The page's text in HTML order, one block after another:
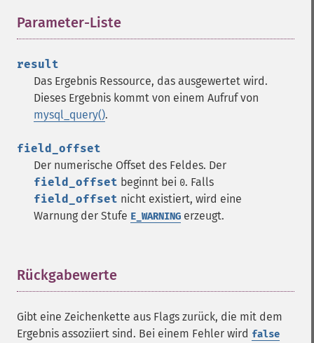
Parameter-Liste
result
Das Ergebnis Ressource, das ausgewertet wird.
Dieses Ergebnis kommt von einem Aufruf von
mysql_query().
field_offset
Der numerische Offset des Feldes. Der
field_offset beginnt bei 0. Falls
field_offset nicht existiert, wird eine
Warnung der Stufe E_WARNING erzeugt.
Rückgabewerte
Gibt eine Zeichenkette aus Flags zurück, die mit dem
Ergebnis assoziiert sind. Bei einem Fehler wird false